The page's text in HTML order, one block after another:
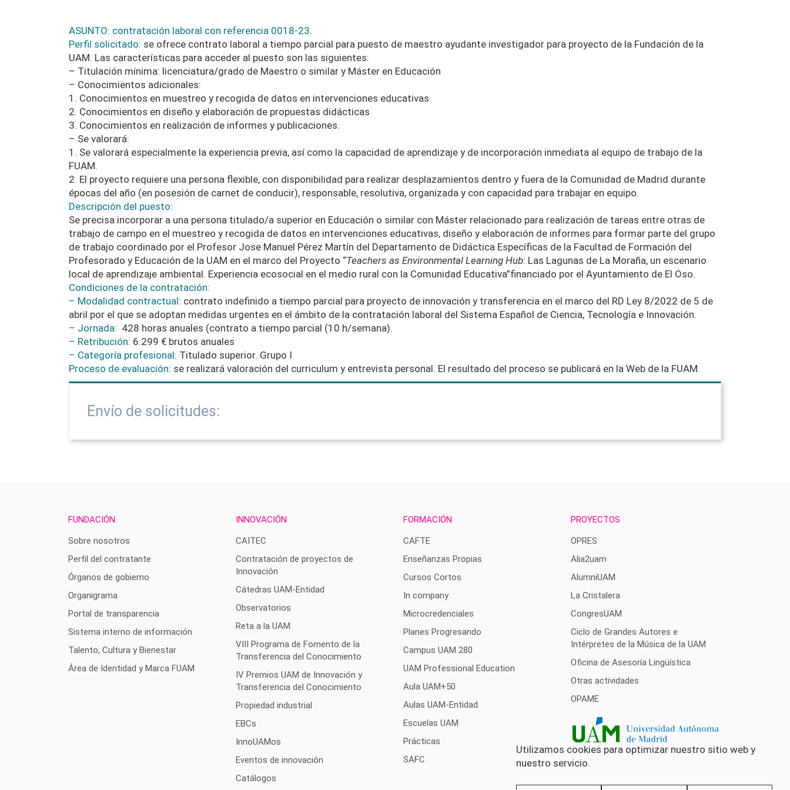
Utilizamos cookies para optimizar nuestro sitio web y
nuestro servicio.
ASUNTO: contratación laboral con referencia 0018-23.
Perfil solicitado: se ofrece contrato laboral a tiempo parcial para puesto de maestro ayudante investigador para proyecto de la Fundación de la
UAM. Las características para acceder al puesto son las siguientes:
– Titulación mínima: licenciatura/grado de Maestro o similar y Máster en Educación
– Conocimientos adicionales:
1. Conocimientos en muestreo y recogida de datos en intervenciones educativas
2. Conocimientos en diseño y elaboración de propuestas didácticas
3. Conocimientos en realización de informes y publicaciones.
– Se valorará:
1. Se valorará especialmente la experiencia previa, así como la capacidad de aprendizaje y de incorporación inmediata al equipo de trabajo de la
FUAM.
2. El proyecto requiere una persona flexible, con disponibilidad para realizar desplazamientos dentro y fuera de la Comunidad de Madrid durante
épocas del año (en posesión de carnet de conducir), responsable, resolutiva, organizada y con capacidad para trabajar en equipo.
Descripción del puesto:
Se precisa incorporar a una persona titulado/a superior en Educación o similar con Máster relacionado para realización de tareas entre otras de
trabajo de campo en el muestreo y recogida de datos en intervenciones educativas, diseño y elaboración de informes para formar parte del grupo
de trabajo coordinado por el Profesor Jose Manuel Pérez Martín del Departamento de Didáctica Específicas de la Facultad de Formación del
Profesorado y Educación de la UAM en el marco del Proyecto “Teachers as Environmental Learning Hub: Las Lagunas de La Moraña, un escenario
local de aprendizaje ambiental. Experiencia ecosocial en el medio rural con la Comunidad Educativa”financiado por el Ayuntamiento de El Oso.
Condiciones de la contratación:
– Modalidad contractual: contrato indefinido a tiempo parcial para proyecto de innovación y transferencia en el marco del RD Ley 8/2022 de 5 de
abril por el que se adoptan medidas urgentes en el ámbito de la contratación laboral del Sistema Español de Ciencia, Tecnología e Innovación.
– Jornada: 428 horas anuales (contrato a tiempo parcial (10 h/semana).
– Retribución: 6.299 € brutos anuales
– Categoría profesional: Titulado superior. Grupo I
Proceso de evaluación: se realizará valoración del curriculum y entrevista personal. El resultado del proceso se publicará en la Web de la FUAM.
Envío de solicitudes:
FUNDACIÓN
Sobre nosotros
Perfil del contratante
Órganos de gobierno
Organigrama
Portal de transparencia
Sistema interno de información
Talento, Cultura y Bienestar
Área de Identidad y Marca FUAM
INNOVACIÓN
CAITEC
Contratación de proyectos de
Innovación
Cátedras UAM-Entidad
Observatorios
Reta a la UAM
VIII Programa de Fomento de la
Transferencia del Conocimiento
IV Premios UAM de Innovación y
Transferencia del Conocimiento
Propiedad industrial
EBCs
InnoUAMos
Eventos de innovación
Catálogos
FORMACIÓN
CAFTE
Enseñanzas Propias
Cursos Cortos
In company
Microcredenciales
Planes Progresando
Campus UAM 280
UAM Professional Education
Aula UAM+50
Aulas UAM-Entidad
Escuelas UAM
Prácticas
SAFC
PROYECTOS
OPRES
Alia2uam
AlumniUAM
La Cristalera
CongresUAM
Ciclo de Grandes Autores e
Intérpretes de la Música de la UAM
Oficina de Asesoría Lingüística
Otras actividades
OPAME